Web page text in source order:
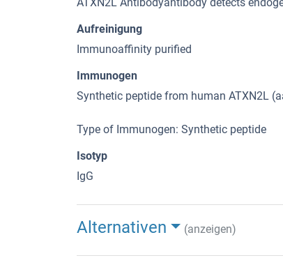
Aufreinigung
Immunoaffinity purified
Immunogen
Synthetic peptide from human ATXN2L
Type of Immunogen: Synthetic peptide
Isotyp
IgG
Alternativen (anzeigen)